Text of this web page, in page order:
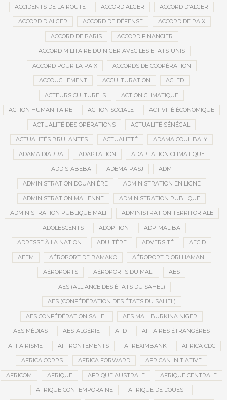
ACCIDENTS DE LA ROUTE ACCORD ALGER ACCORD D’ALGER
ACCORD D'ALGER ACCORD DE DÉFENSE ACCORD DE PAIX
ACCORD DE PARIS ACCORD FINANCIER
ACCORD MILITAIRE DU NIGER AVEC LES ETATS-UNIS
ACCORD POUR LA PAIX ACCORDS DE COOPÉRATION
ACCOUCHEMENT ACCULTURATION ACLED
ACTEURS CULTURELS ACTION CLIMATIQUE
ACTION HUMANITAIRE ACTION SOCIALE ACTIVITÉ ÉCONOMIQUE
ACTUALITÉ DES OPÉRATIONS ACTUALITÉ SÉNÉGAL
ACTUALITÉS BRULANTES ACTUALITTÉ ADAMA COULIBALY
ADAMA DIARRA ADAPTATION ADAPTATION CLIMATIQUE
ADDIS-ABEBA ADEMA-PASJ ADM
ADMINISTRATION DOUANIÈRE ADMINISTRATION EN LIGNE
ADMINISTRATION MALIENNE ADMINISTRATION PUBLIQUE
ADMINISTRATION PUBLIQUE MALI ADMINISTRATION TERRITORIALE
ADOLESCENTS ADOPTION ADP-MALIBA
ADRESSE À LA NATION ADULTÈRE ADVERSITÉ AECID
AEEM AÉROPORT DE BAMAKO AÉROPORT DIORI HAMANI
AÉROPORTS AÉROPORTS DU MALI AES
AES (ALLIANCE DES ÉTATS DU SAHEL)
AES (CONFÉDÉRATION DES ÉTATS DU SAHEL)
AES CONFÉDÉRATION SAHEL AES MALI BURKINA NIGER
AES MÉDIAS AES-ALGÉRIE AFD AFFAIRES ÉTRANGÈRES
AFFAIRISME AFFRONTEMENTS AFREXIMBANK AFRICA CDC
AFRICA CORPS AFRICA FORWARD AFRICAN INITIATIVE
AFRICOM AFRIQUE AFRIQUE AUSTRALE AFRIQUE CENTRALE
AFRIQUE CONTEMPORAINE AFRIQUE DE L’OUEST